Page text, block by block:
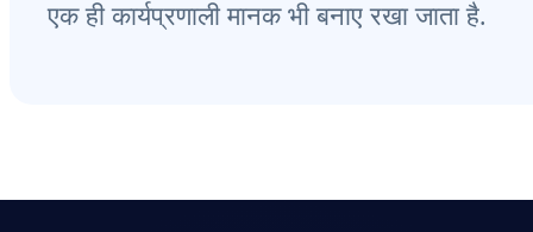
एक ही कार्यप्रणाली मानक भी बनाए रखा जाता है.